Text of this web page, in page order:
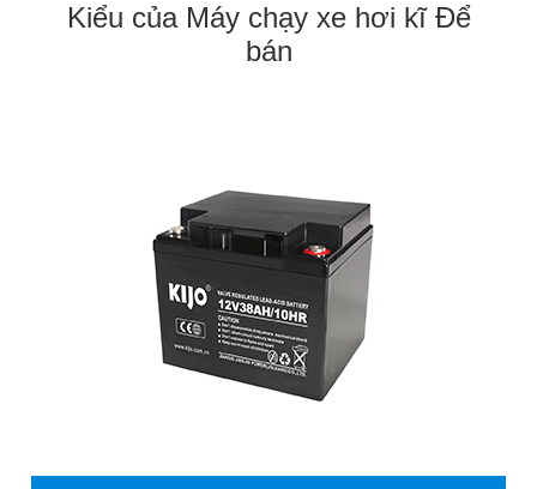
Kiểu của Máy chạy xe hơi kĩ Để
bán